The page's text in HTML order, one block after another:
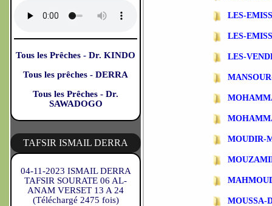
Tous les Prêches - Dr. KINDO
Tous les prêches - DERRA
Tous les Prêches - Dr.
SAWADOGO
TAFSIR ISMAIL DERRA
04-11-2023 ISMAIL DERRA
TAFSIR SOURATE 06 AL-
ANAM VERSET 13 A 24
(Téléchargé 2475 fois)
LES-
LES-
LES-
MOUDIR-
MOUSSA-